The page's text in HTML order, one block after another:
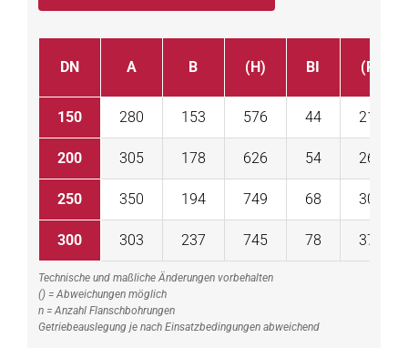
DN A B (H) BI (R)
150 280 153 576 44 210
200 305 178 626 54 264
250 350 194 749 68 305
300 303 237 745 78 371
Technische und maßliche Änderungen vorbehalten
() = Abweichungen möglich
n = Anzahl Flanschbohrungen
Getriebeauslegung je nach Einsatzbedingungen abweichend